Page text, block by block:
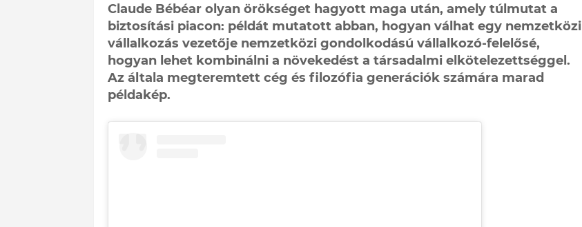
Claude Bébéar olyan örökséget hagyott maga után, amely túlmutat a
biztosítási piacon: példát mutatott abban, hogyan válhat egy nemzetközi
vállalkozás vezetője nemzetközi gondolkodású vállalkozó-felelősé,
hogyan lehet kombinálni a növekedést a társadalmi elkötelezettséggel.
Az általa megteremtett cég és filozófia generációk számára marad
példakép.